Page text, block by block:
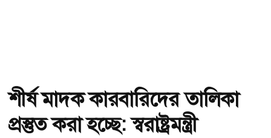
শীর্ষ মাদক কারবারিদের তালিকা
প্রস্তুত করা হচ্ছে: স্বরাষ্ট্রমন্ত্রী